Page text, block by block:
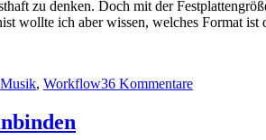
zu denken. Doch mit der
wollte ich aber wissen, welches Format ist
Musik, Workflow36 Kommentarezu